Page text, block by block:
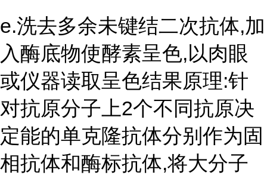
e.洗去多余未键结二次抗体,加
入酶底物使酵素呈色,以肉眼
或仪器读取呈色结果原理:针
对抗原分子上2个不同抗原决
定能的单克隆抗体分别作为固
相抗体和酶标抗体,将大分子